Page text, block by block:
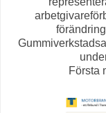
Första